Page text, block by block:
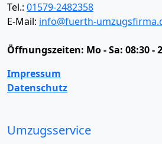
Tel.: 01579-2482358
E-Mail: info@fuerth-
Öffnungszeiten: Mo - Sa: 08:30 -
Impressum
Datenschutz
Umzugsservice